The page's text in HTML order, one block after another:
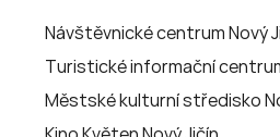
Návštěvnické centrum Nový
Turistické informační
Městské kulturní středisko